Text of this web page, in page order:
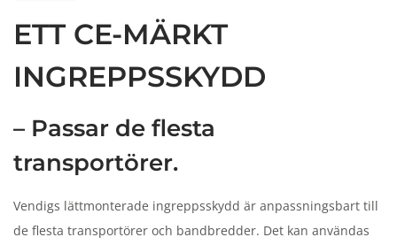
ETT CE-MÄRKT
INGREPPSSKYDD
– Passar de flesta
transportörer.
Vendigs lättmonterade ingreppsskydd är anpassningsbart till
de flesta transportörer och bandbredder. Det kan användas